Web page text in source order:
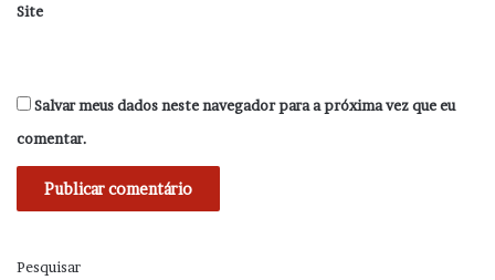
Site
Salvar meus dados neste navegador para a próxima vez que eu
comentar.
Pesquisar